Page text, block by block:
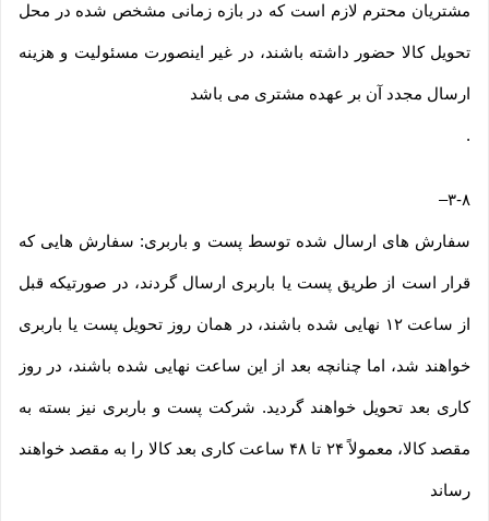
مشتریان محترم لازم است که در بازه زمانی مشخص شده در محل
تحویل کالا حضور داشته باشند، در غیر اینصورت مسئولیت و هزینه
ارسال مجدد آن بر عهده مشتری می باشد
.
۳-۸–
سفارش های ارسال شده توسط پست و باربری: سفارش هایی که
قرار است از طریق پست یا باربری ارسال گردند، در صورتیکه قبل
از ساعت ۱۲ نهایی شده باشند، در همان روز تحویل پست یا باربری
خواهند شد، اما چنانچه بعد از این ساعت نهایی شده باشند، در روز
کاری بعد تحویل خواهند گردید. شرکت پست و باربری نیز بسته به
مقصد کالا، معمولاً ۲۴ تا ۴۸ ساعت کاری بعد کالا را به مقصد خواهند
رساند